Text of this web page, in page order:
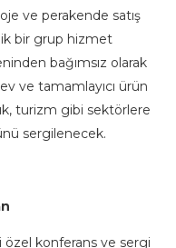
ve perakende satış
bir grup hizmet
bağımsız olarak
ve tamamlayıcı ürün
turizm gibi sektörlere
sergilenecek.
özel konferans ve sergi